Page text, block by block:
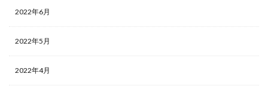
2022年6月
2022年5月
2022年4月